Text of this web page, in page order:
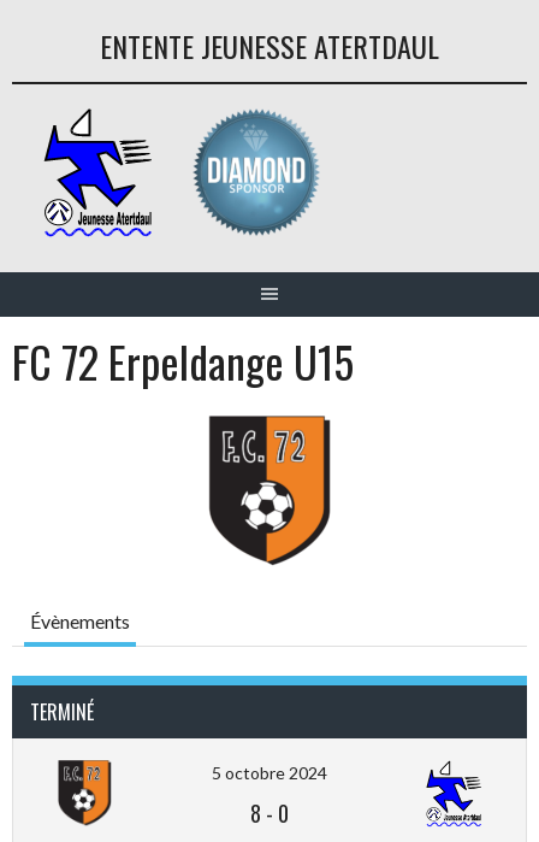
ENTENTE JEUNESSE ATERTDAUL
FC 72 Erpeldange U15
Évènements
TERMINÉ
5 octobre 2024
8 - 0